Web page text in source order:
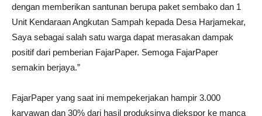
dengan memberikan santunan berupa paket sembako dan 1
Unit Kendaraan Angkutan Sampah kepada Desa Harjamekar,
Saya sebagai salah satu warga dapat merasakan dampak
positif dari pemberian FajarPaper. Semoga FajarPaper
semakin berjaya.”
FajarPaper yang saat ini mempekerjakan hampir 3.000
karyawan dan 30% dari hasil produksinya diekspor ke manca